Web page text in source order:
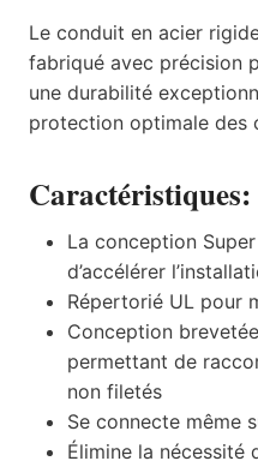
Le conduit en acier
fabriqué avec précision
une durabilité
protection optimale des
Caractéristiques:
La conception
d’accélérer
Répertorié UL pour
Conception
permettant de
non filetés
Se connecte même
Élimine la nécessité